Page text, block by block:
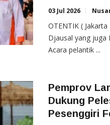
03 Jul 2026
OTENTIK (
Djausal yang juga
Acara pelantik ...
Pemprov
Dukung
Pesenggiri